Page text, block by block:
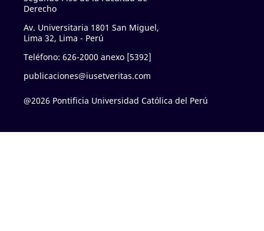
Derecho
Av. Universitaria 1801 San Miguel,
Lima 32, Lima - Perú
Teléfono: 626-2000 anexo [5392]
publicaciones@iusetveritas.com
@2026 Pontificia Universidad Católica del Perú